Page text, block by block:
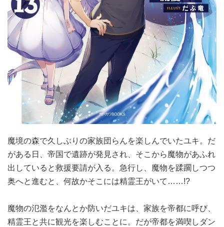
魔境の森で久しぶりの家族団らんを楽しんでいたユキ。だ
がある日、帝国で遺跡が発見され、そこから魔物があふれ
出していると救援要請が入る。急行し、魔物を蹂躙しつつ
奥へと進むと、何故かそこには精霊王がいて……!?
魔物の氾濫をなんとか防いだユキは、家族を帝都に呼び、
精霊王と共に観光を楽しむことに。だが帝都を満喫しダン